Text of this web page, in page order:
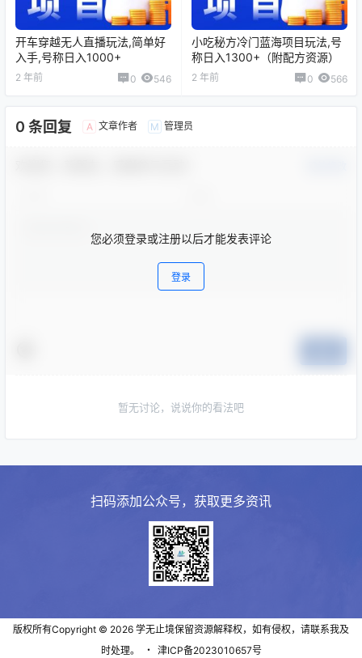
开车穿越无人直播玩法,简单好
入手,号称日入1000+
2 年前 0 546
小吃秘方冷门蓝海项目玩法,号
称日入1300+（附配方资源）
2 年前 0 566
0 条回复 A 文章作者 M 管理员
您必须登录或注册以后才能发表评论
登录
暂无讨论，说说你的看法吧
扫码添加公众号，获取更多资讯
版权所有Copyright © 2026 学无止境保留资源解释权，如有侵权，请联系我及
时处理。
・ 津ICP备2023010657号